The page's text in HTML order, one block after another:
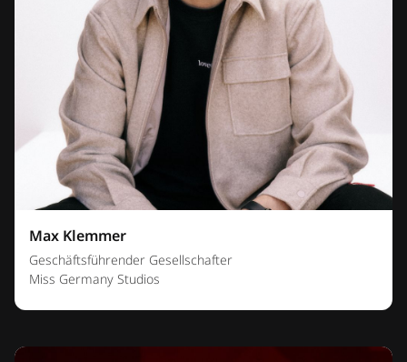
Max Klemmer
Geschäftsführender Gesellschafter
Miss Germany Studios